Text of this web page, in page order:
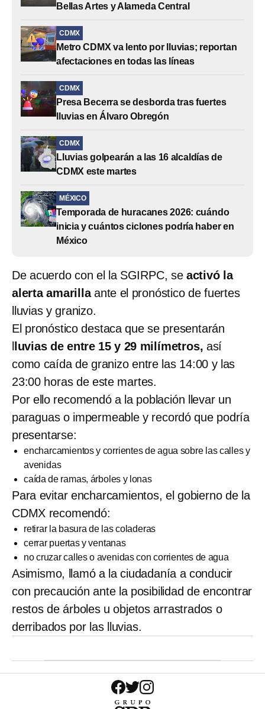
Bellas Artes y Alameda Central
CDMX
Metro CDMX va lento por lluvias; reportan
afectaciones en todas las líneas
CDMX
Presa Becerra se desborda tras fuertes
lluvias en Álvaro Obregón
CDMX
Lluvias golpearán a las 16 alcaldías de
CDMX este martes
MÉXICO
Temporada de huracanes 2026: cuándo
inicia y cuántos ciclones podría haber en
México
De acuerdo con el la SGIRPC, seactivó la
alerta amarillaante el pronóstico de fuertes
lluvias y granizo.
El pronóstico destaca que se presentarán
luvias de entre 15 y 29 milímetros, así
como caída de granizo entre las 14:00 y las
23:00 horas de este martes.
Por ello recomendó a la población llevar un
paraguas o impermeable y recordó que podría
presentarse:
encharcamientos y corrientes de agua sobre las calles y
avenidas
caída de ramas, árboles y lonas
Para evitar encharcamientos, el gobierno de la
CDMX recomendó:
retirar la basura de las coladeras
cerrar puertas y ventanas
no cruzar calles o avenidas con corrientes de agua
Asimismo, llamó a la ciudadanía a conducir
con precaución ante la posibilidad de encontrar
restos de árboles u objetos arrastrados o
derribados por las lluvias.